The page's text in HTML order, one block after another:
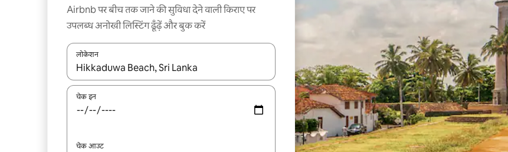
Airbnb पर बीच तक जाने की सुविधा देने वाली किराए पर
उपलब्ध अनोखी लिस्टिंग ढूँढ़ें और बुक करें
लोकेशन
नतीजों के उपलब्ध होने पर, अप और डाउन 'ऐरो की' का इस्तेमाल करके नेविगेट करें या टच या फिर स्वाइप जेस्चर का इस्तेमाल करके एक्सप्लोर करें।
चेक इन
चेक आउट